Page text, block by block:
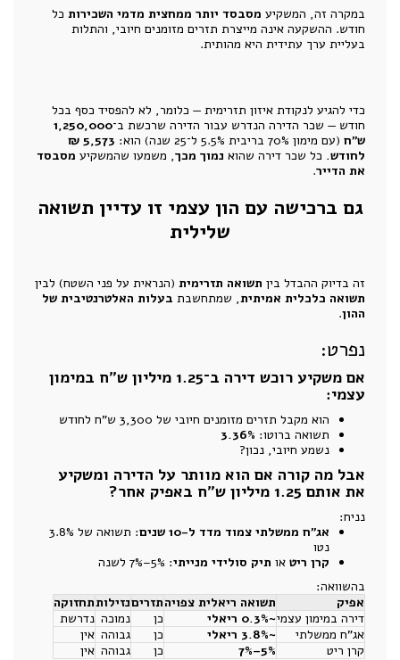
במקרה זה, המשקיע מסבסד יותר ממחצית מדמי השכירות כל
חודש. ההשקעה אינה מייצרת תזרים מזומנים חיובי, והתלות
בעליית ערך עתידית היא מהותית.
כדי להגיע לנקודת איזון תזרימית — כלומר, לא להפסיד כסף בכל
חודש — שכר הדירה הנדרש עבור הדירה שרכשת ב־1,250,000
ש"ח (עם מימון 70% בריבית 5.5% ל־25 שנה) הוא:
5,573 ₪
לחודש. כל שכר דירה שהוא נמוך מכך, משמעו שהמשקיע מסבסד
את הדייר.
גם ברכישה עם הון עצמי זו עדיין תשואה
שלילית
זה בדיוק ההבדל בין תשואה תזרימית (הנראית על פני השטח) לבין
תשואה כלכלית אמיתית, שמתחשבת בעלות האלטרנטיבית של
ההון.
נפרט:
אם משקיע רוכש דירה ב־1.25 מיליון ש"ח במימון
עצמי:
הוא מקבל תזרים מזומנים חיובי של 3,300 ש"ח לחודש
תשואה ברוטו: 3.36%
נשמע חיובי, נכון?
אבל מה קורה אם הוא מוותר על הדירה ומשקיע
את אותם 1.25 מיליון ש"ח באפיק אחר?
נניח:
אג"ח ממשלתי צמוד מדד ל-10 שנים
: תשואה של 3.8%
נטו
קרן ריט או תיק סולידי מנייתי: 5%–7% לשנה
בהשוואה:
אפיק
תשואה ריאלית צפויהתזריםנזילותתחזוקה
דירה במימון עצמי~0.3% ריאלי כן נמוכה נדרשת
אג"ח ממשלתי
~3.8% ריאלי כן גבוהה אין
קרן ריט
5%–7% כן גבוהה אין